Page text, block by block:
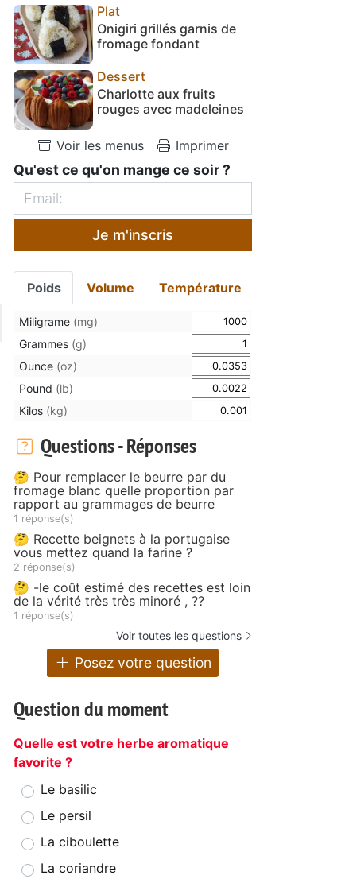
Plat
Onigiri grillés garnis de
fromage fondant
Dessert
Charlotte aux fruits
rouges avec madeleines
Voir les menus Imprimer
Qu'est ce qu'on mange ce soir ?
Je m'inscris
Poids Volume Température
Miligrame (mg)
Grammes (g)
Ounce (oz)
Pound (lb)
Kilos (kg)
Questions - Réponses
🤔 Pour remplacer le beurre par du
fromage blanc quelle proportion par
rapport au grammages de beurre
1 réponse(s)
🤔 Recette beignets à la portugaise
vous mettez quand la farine ?
2 réponse(s)
🤔 -le coût estimé des recettes est loin
de la vérité très très minoré , ??
1 réponse(s)
Voir toutes les questions
Posez votre question
Question du moment
Quelle est votre herbe aromatique
favorite ?
Le basilic
Le persil
La ciboulette
La coriandre